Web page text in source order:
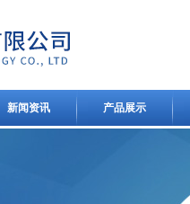
新闻资讯 产品展示